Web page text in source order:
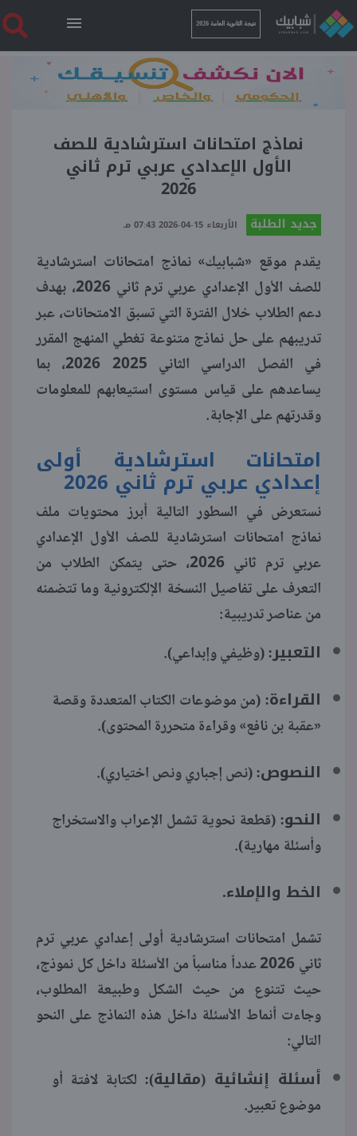
نتيجة الثانوية العامة 2026
الرئيسية
نتيجة الثانوية العامة 2026
أخبار ساخنة
بوابة الطلبة
ملفات
منوعات
نماذج امتحانات استرشادية للصف
الأول الإعدادي عربي ترم ثاني
2026
جديد الطلبة الأربعاء 15-04-2026 07:43 مـ
يقدم موقع «شبابيك» نماذج امتحانات استرشادية
للصف الأول الإعدادي عربي ترم ثاني 2026، بهدف
دعم الطلاب خلال الفترة التي تسبق الامتحانات، عبر
تدريبهم على حل نماذج متنوعة تغطي المنهج المقرر
في الفصل الدراسي الثاني 2025 2026، بما
يساعدهم على قياس مستوى استيعابهم للمعلومات
وقدرتهم على الإجابة.
امتحانات استرشادية أولى
إعدادي عربي ترم ثاني 2026
نستعرض في السطور التالية أبرز محتويات ملف
نماذج امتحانات استرشادية للصف الأول الإعدادي
عربي ترم ثاني 2026، حتى يتمكن الطلاب من
التعرف على تفاصيل النسخة الإلكترونية وما تتضمنه
من عناصر تدريبية:
التعبير:(وظيفي وإبداعي).
القراءة:(من موضوعات الكتاب المتعددة وقصة
«عقبة بن نافع» وقراءة متحررة المحتوى).
النصوص:(نص إجباري ونص اختياري).
النحو:(قطعة نحوية تشمل الإعراب والاستخراج
وأسئلة مهارية).
الخط والإملاء.
تشمل امتحانات استرشادية أولى إعدادي عربي ترم
ثاني 2026 عدداً مناسباً من الأسئلة داخل كل نموذج،
حيث تتنوع من حيث الشكل وطبيعة المطلوب،
وجاءت أنماط الأسئلة داخل هذه النماذج على النحو
التالي:
أسئلة إنشائية (مقالية): لكتابة لافتة أو
موضوع تعبير.